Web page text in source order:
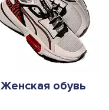
Женская обувь